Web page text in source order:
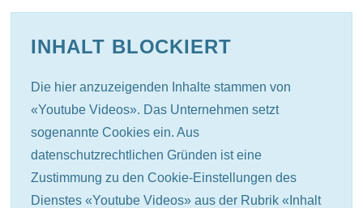
INHALT BLOCKIERT
Die hier anzuzeigenden Inhalte stammen von
«Youtube Videos». Das Unternehmen setzt
sogenannte Cookies ein. Aus
datenschutzrechtlichen Gründen ist eine
Zustimmung zu den Cookie-Einstellungen des
Dienstes «Youtube Videos» aus der Rubrik «Inhalt